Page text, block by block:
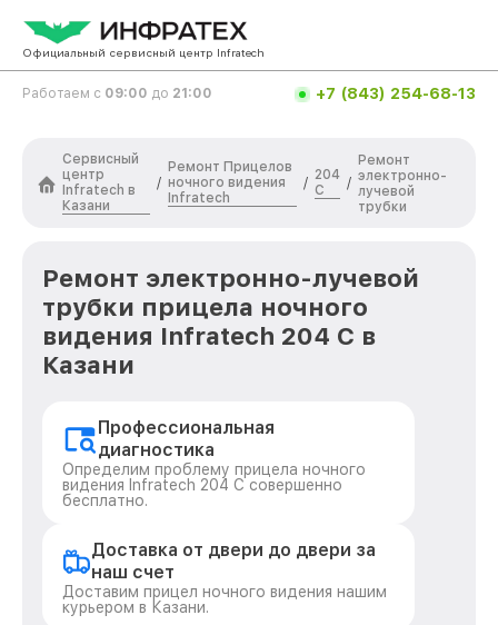
Официальный сервисный центр Infratech
Работаем с 09:00 до 21:00 +7 (843) 254-68-13
Сервисный
центр
Infratech в
Казани
/
Ремонт Прицелов
ночного видения
Infratech
/
204
С
/
Ремонт
электронно-
лучевой
трубки
Ремонт электронно-лучевой
трубки прицела ночного
видения Infratech 204 С в
Казани
Профессиональная
диагностика
Определим проблему прицела ночного
видения Infratech 204 С совершенно
бесплатно.
Доставка от двери до двери за
наш счет
Доставим прицел ночного видения нашим
курьером в Казани.